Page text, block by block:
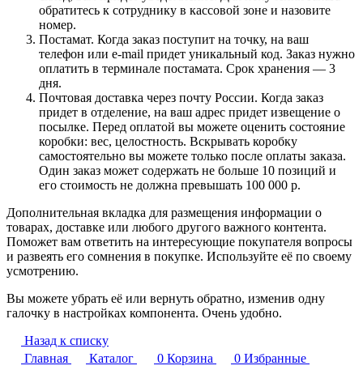
обратитесь к сотруднику в кассовой зоне и назовите
номер.
Постамат. Когда заказ поступит на точку, на ваш
телефон или e-mail придет уникальный код. Заказ нужно
оплатить в терминале постамата. Срок хранения — 3
дня.
Почтовая доставка через почту России. Когда заказ
придет в отделение, на ваш адрес придет извещение о
посылке. Перед оплатой вы можете оценить состояние
коробки: вес, целостность. Вскрывать коробку
самостоятельно вы можете только после оплаты заказа.
Один заказ может содержать не больше 10 позиций и
его стоимость не должна превышать 100 000 р.
Дополнительная вкладка для размещения информации о
товарах, доставке или любого другого важного контента.
Поможет вам ответить на интересующие покупателя вопросы
и развеять его сомнения в покупке. Используйте её по своему
усмотрению.
Вы можете убрать её или вернуть обратно, изменив одну
галочку в настройках компонента. Очень удобно.
Назад к списку
Главная
Каталог 0 Корзина 0 Избранные